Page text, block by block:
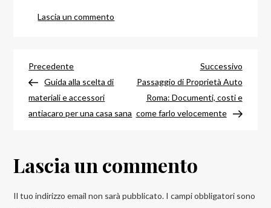
Lascia un commento
tempistiche
ditte
Navigazione
articoli
Articolo
precedente
Precedente
Guida alla scelta di
materiali e accessori
antiacaro per una casa sana
Successivo
Passaggio di Proprietà Auto
Roma: Documenti, costi e
come farlo velocemente
Lascia un commento
Il tuo indirizzo email non sarà pubblicato. I campi obbligatori sono